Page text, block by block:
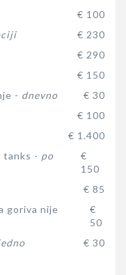
€ 100
€ 230
€ 290
€ 150
- dnevno
€ 30
€ 100
€ 1.400
- po
€
150
€ 85
goriva nije
€
50
€ 30